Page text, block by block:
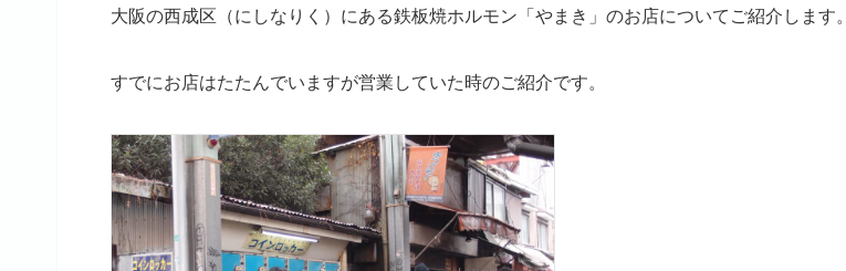
大阪の西成区（にしなりく）にある鉄板焼ホルモン「やまき」のお店についてご紹介します。
すでにお店はたたんでいますが営業していた時のご紹介です。